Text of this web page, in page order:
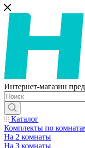
Интернет-магазин
Каталог
Комплекты по
На 2 комнаты
На 3 комнаты